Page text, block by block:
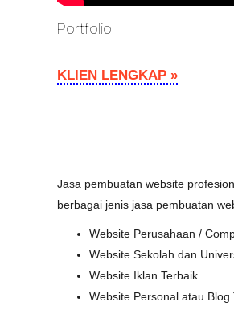
Portfolio
KLIEN LENGKAP »
Jasa pembuatan website
berbagai jenis jasa pembuatan
Website Perusahaan /
Website Sekolah dan
Website Iklan Terbaik
Website Personal atau Blog